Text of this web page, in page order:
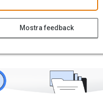
Mostra feedback